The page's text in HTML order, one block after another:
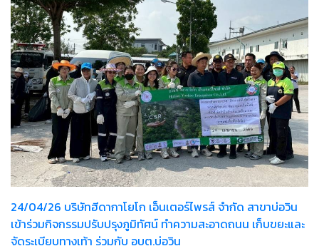
24/04/26 บริษัทฮีดากาโยโก เอ็นเตอร์ไพรส์ จำกัด สาขาบ่อวิน
เข้าร่วมกิจกรรมปรับปรุงภูมิทัศน์ ทำความสะอาดถนน เก็บขยะและ
จัดระเบียบทางเท้า ร่วมกับ อบต.บ่อวิน